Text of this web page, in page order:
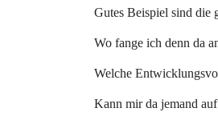
Gutes Beispiel sind die
Wo fange ich denn da
Welche
Kann mir da jemand